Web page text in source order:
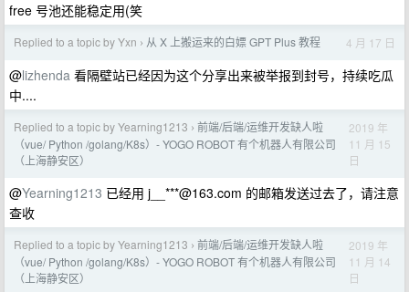
free 号池还能稳定用(笑
Replied to a topic by Yxn › 从 X 上搬运来的白嫖 GPT Plus 教程 4 月 17 日
@lizhenda 看隔壁站已经因为这个分享出来被举报到封号，持续吃瓜
中....
Replied to a topic by Yearning1213 › 前端/后端/运维开发缺人啦
（vue/ Python /golang/K8s）- YOGO ROBOT 有个机器人有限公司
（上海静安区）
2019 年
11 月 15
日
@Yearning1213 已经用 j__***@163.com 的邮箱发送过去了，请注意
查收
Replied to a topic by Yearning1213 › 前端/后端/运维开发缺人啦
（vue/ Python /golang/K8s）- YOGO ROBOT 有个机器人有限公司
（上海静安区）
2019 年
11 月 14
日